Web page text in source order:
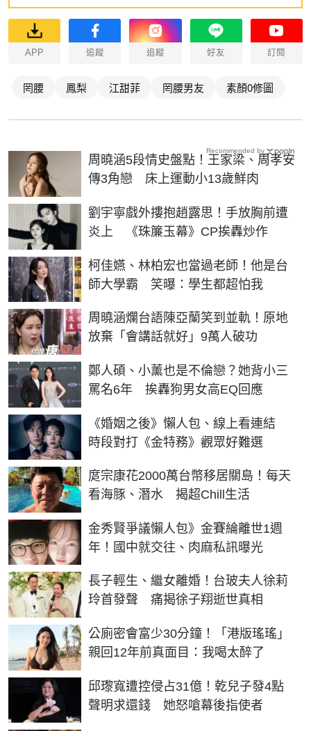
APP 追蹤 追蹤 好友 訂閱
罔腰 鳳梨 江甜菲 罔腰男友 素顏0修圖
周曉涵5段情史盤點！王家梁、周孝安
傳3角戀 床上運動小13歲鮮肉
劉宇寧戲外摟抱趙露思！手放胸前遭
炎上 《珠簾玉幕》CP挨轟炒作
柯佳嬿、林柏宏也當過老師！他是台
師大學霸 笑曝：學生都超怕我
周曉涵爛台語陳亞蘭笑到並軌！原地
放棄「會講話就好」9萬人破功
鄭人碩、小薰也是不倫戀？她背小三
罵名6年 挨轟狗男女高EQ回應
《婚姻之後》懶人包、線上看連結
時段對打《金特務》觀眾好難選
庹宗康花2000萬台幣移居關島！每天
看海豚、潛水 揭超Chill生活
金秀賢爭議懶人包》金賽綸離世1週
年！國中就交往、肉麻私訊曝光
長子輕生、繼女離婚！台玻夫人徐莉
玲首發聲 痛揭徐子翔逝世真相
公廁密會富少30分鐘！「港版瑤瑤」
親回12年前真面目：我喝太醉了
邱瓈寬遭控侵占31億！乾兒子發4點
聲明求還錢 她怒嗆幕後指使者
Recommended by